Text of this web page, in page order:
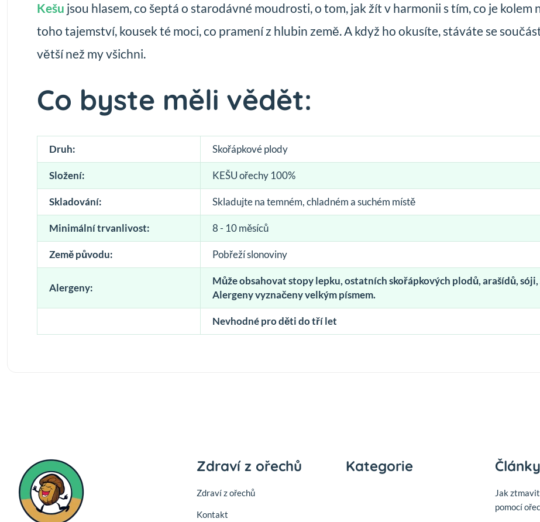
Kešu jsou hlasem, co šeptá o starodávné moudrosti, o tom, jak žít v harmonii s tím, co je kolem
toho tajemství, kousek té moci, co pramení z hlubin země. A když ho okusíte, stáváte se
větší než my všichni.
Co byste měli vědět:
Druh: Skořápkové plody
Složení: KEŠU ořechy 100%
Skladování: Skladujte na temném, chladném a suchém místě
Minimální trvanlivost: 8 - 10 měsíců
Země původu: Pobřeží slonoviny
Alergeny:
Může obsahovat stopy lepku, ostatních skořápkových plodů, arašídů, sóji,
Alergeny vyznačeny velkým písmem.
Nevhodné pro děti do tří let
Zdraví z ořechů
Zdraví z ořechů
Kontakt
Kategorie Články
Jak
pomocí